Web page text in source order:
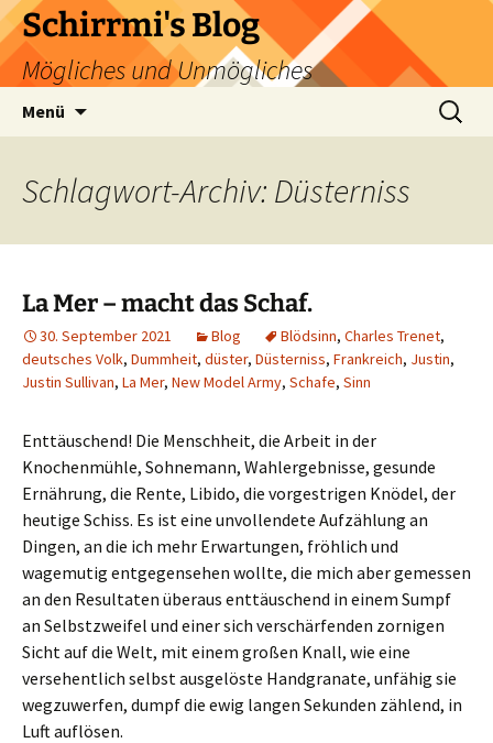
Zum
Inhalt
springen
Schirrmi's Blog
Mögliches und Unmögliches
Menü
Suchen
nach:
Schlagwort-Archiv: Düsterniss
La Mer – macht das Schaf.
30. September 2021 Blog Blödsinn, Charles Trenet,
deutsches Volk, Dummheit, düster, Düsterniss, Frankreich, Justin,
Justin Sullivan, La Mer, New Model Army, Schafe, Sinn
Enttäuschend! Die Menschheit, die Arbeit in der
Knochenmühle, Sohnemann, Wahlergebnisse, gesunde
Ernährung, die Rente, Libido, die vorgestrigen Knödel, der
heutige Schiss. Es ist eine unvollendete Aufzählung an
Dingen, an die ich mehr Erwartungen, fröhlich und
wagemutig entgegensehen wollte, die mich aber gemessen
an den Resultaten überaus enttäuschend in einem Sumpf
an Selbstzweifel und einer sich verschärfenden zornigen
Sicht auf die Welt, mit einem großen Knall, wie eine
versehentlich selbst ausgelöste Handgranate, unfähig sie
wegzuwerfen, dumpf die ewig langen Sekunden zählend, in
Luft auflösen.